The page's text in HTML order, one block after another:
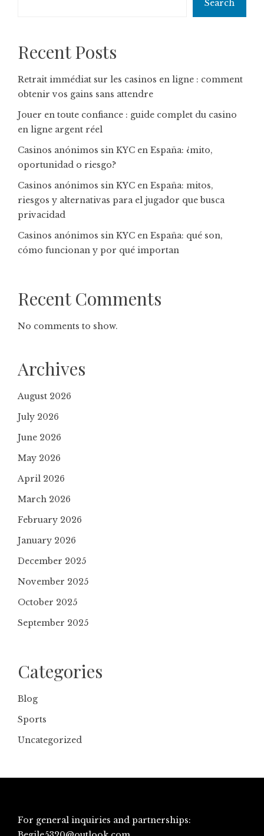
Search
Recent Posts
Retrait immédiat sur les casinos en ligne : comment
obtenir vos gains sans attendre
Jouer en toute confiance : guide complet du casino
en ligne argent réel
Casinos anónimos sin KYC en España: ¿mito,
oportunidad o riesgo?
Casinos anónimos sin KYC en España: mitos,
riesgos y alternativas para el jugador que busca
privacidad
Casinos anónimos sin KYC en España: qué son,
cómo funcionan y por qué importan
Recent Comments
No comments to show.
Archives
August 2026
July 2026
June 2026
May 2026
April 2026
March 2026
February 2026
January 2026
December 2025
November 2025
October 2025
September 2025
Categories
Blog
Sports
Uncategorized
For general inquiries and partnerships: